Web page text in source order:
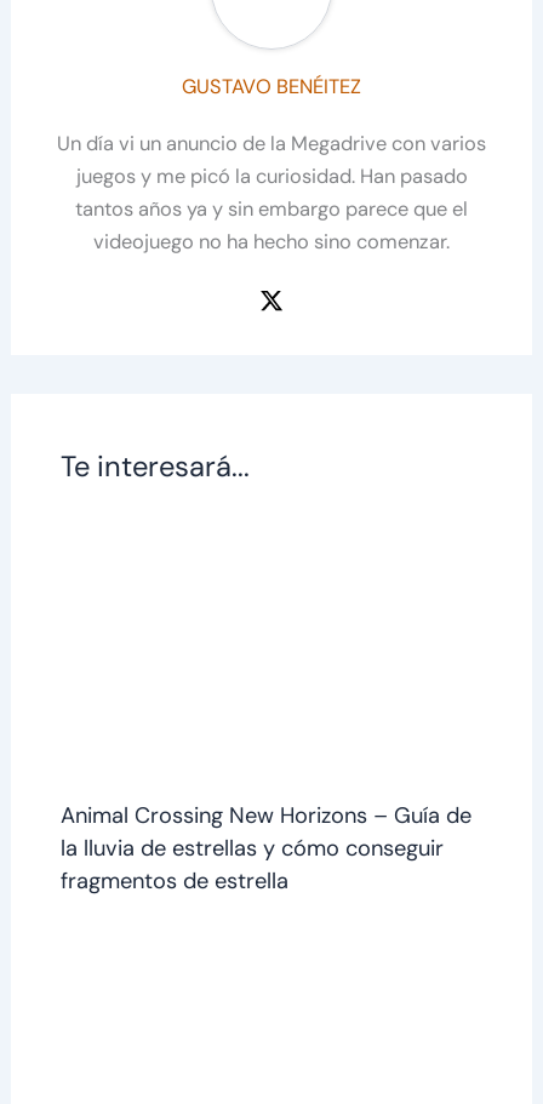
GUSTAVO BENÉITEZ
Un día vi un anuncio de la Megadrive con varios
juegos y me picó la curiosidad. Han pasado
tantos años ya y sin embargo parece que el
videojuego no ha hecho sino comenzar.
Te interesará...
Animal Crossing New Horizons – Guía de
la lluvia de estrellas y cómo conseguir
fragmentos de estrella